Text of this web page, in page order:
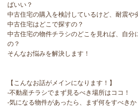
ばいい？
中古住宅の購入を検討しているけど、耐震や
中古住宅はどこで探すの？
中古住宅の物件チラシのどこを見れば、自分
の？
そんなお悩みを解決します！
【こんなお話がメインになります！】
-不動産チラシでまず見るべき場所はココ！
-気になる物件があったら、まず何をすべきか